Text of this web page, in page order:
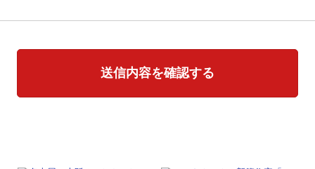
送信内容を確認する